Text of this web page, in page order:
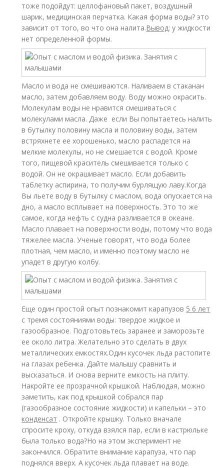
тоже подойдут: целлофановый пакет, воздушный
шарик, медицинская перчатка. Какая форма воды? это
зависит от того, во что она налита.Вывод: у жидкости
нет определенной формы.
Масло и вода не смешиваются. Наливаем в стаканан
масло, затем добавляем воду. Воду можно окрасить.
Молекулам воды не нравится смешиваться с
молекулами масла. Даже если Вы попытаетесь налить
в бутылку половину масла и половину воды, затем
встряхнете ее хорошенько, масло распадется на
мелкие молекулы, но не смешается с водой. Кроме
того, пищевой краситель смешивается только с
водой. Он не окрашивает масло. Если добавить
таблетку аспирина, то получим бурлящую лаву.Когда
Вы льете воду в бутылку с маслом, вода опускается на
дно, а масло всплывает на поверхность. Это то же
самое, когда нефть с судна разливается в океане.
Масло плавает на поверхности воды, потому что вода
тяжелее масла. Ученые говорят, что вода более
плотная, чем масло, и именно поэтому масло не
упадет в другую колбу.
Еще один простой опыт познакомит карапузов 5 6 лет
с тремя состояниями воды: твердое жидкое и
газообразное. Подготовьтесь заранее и заморозьте
ее около литра. Желательно это сделать в двух
металлических емкостях.Один кусочек льда растопите
на глазах ребенка. Дайте малышу сравнить и
высказаться. И снова верните емкость на плиту.
Накройте ее прозрачной крышкой. Наблюдая, можно
заметить, как под крышкой собрался пар
(газообразное состояние жидкости) и капельки – это
конденсат . Откройте крышку. Только вначале
спросите кроху, откуда взялся пар, если в кастрюльке
была только вода?Но на этом эксперимент не
закончился. Обратите внимание карапуза, что пар
поднялся вверх. А кусочек льда плавает на воде.